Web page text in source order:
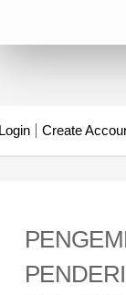
Login Create